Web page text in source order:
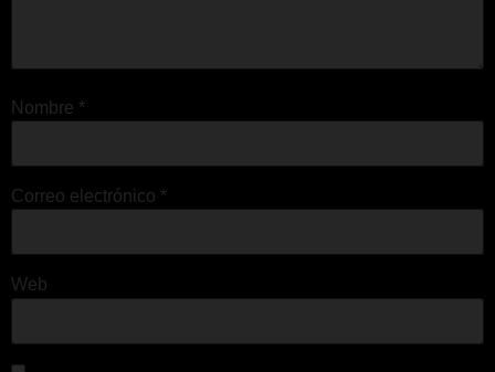
Nombre *
Correo electrónico *
Web